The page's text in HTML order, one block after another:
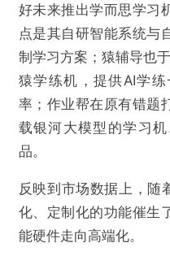
好未来推出学而思学习
点是其自研智能系统与
制学习方案；猿辅导也
猿学练机，提供AI学
率；作业帮在原有错题
载银河大模型的学习
品。
反映到市场数据上，随
化、定制化的功能催生
能硬件走向高端化。